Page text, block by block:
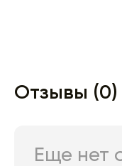
Отзывы (0)
Еще нет